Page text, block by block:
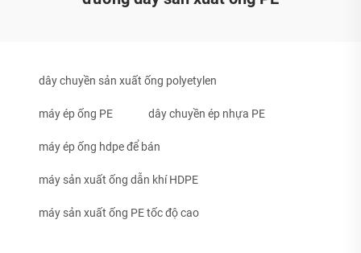
dây chuyền sản xuất ống polyetylen
máy ép ống PE dây chuyền ép nhựa PE
máy ép ống hdpe để bán
máy sản xuất ống dẫn khí HDPE
máy sản xuất ống PE tốc độ cao